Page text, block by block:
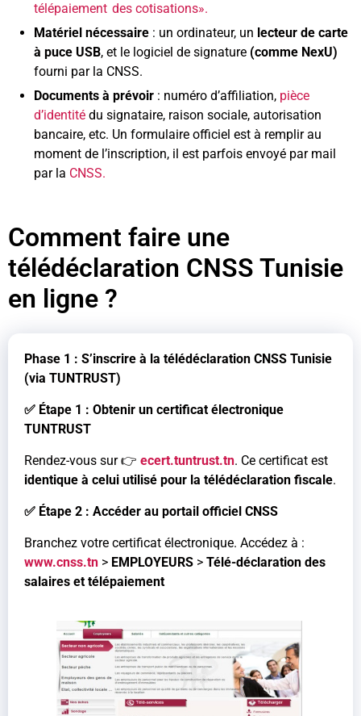
télépaiement des cotisations».
Matériel nécessaire : un ordinateur, un lecteur de carte
à puce USB, et le logiciel de signature (comme NexU)
fourni par la CNSS.
Documents à prévoir : numéro d’affiliation, pièce
d’identité du signataire, raison sociale, autorisation
bancaire, etc. Un formulaire officiel est à remplir au
moment de l’inscription, il est parfois envoyé par mail
par la CNSS.
Comment faire une
télédéclaration CNSS Tunisie
en ligne ?
Phase 1 : S’inscrire à la télédéclaration CNSS Tunisie
(via TUNTRUST)
✅ Étape 1 : Obtenir un certificat électronique
TUNTRUST
Rendez-vous sur 👉 ecert.tuntrust.tn. Ce certificat est
identique à celui utilisé pour la télédéclaration fiscale.
✅ Étape 2 : Accéder au portail officiel CNSS
Branchez votre certificat électronique. Accédez à :
www.cnss.tn > EMPLOYEURS > Télé-déclaration des
salaires et télépaiement